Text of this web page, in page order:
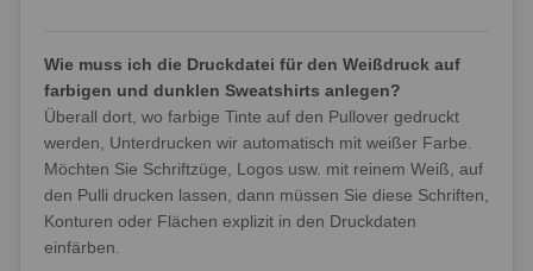
Wie muss ich die Druckdatei für den Weißdruck auf
farbigen und dunklen Sweatshirts anlegen?
Überall dort, wo farbige Tinte auf den Pullover gedruckt
werden, Unterdrucken wir automatisch mit weißer Farbe.
Möchten Sie Schriftzüge, Logos usw. mit reinem Weiß, auf
den Pulli drucken lassen, dann müssen Sie diese Schriften,
Konturen oder Flächen explizit in den Druckdaten
einfärben.